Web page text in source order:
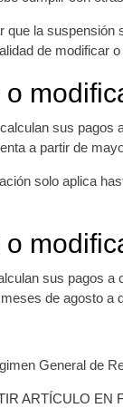
que la
de modificar
sus pagos
a partir de
solo aplica
sus pagos a
de agosto a
General de
ARTÍCULO EN